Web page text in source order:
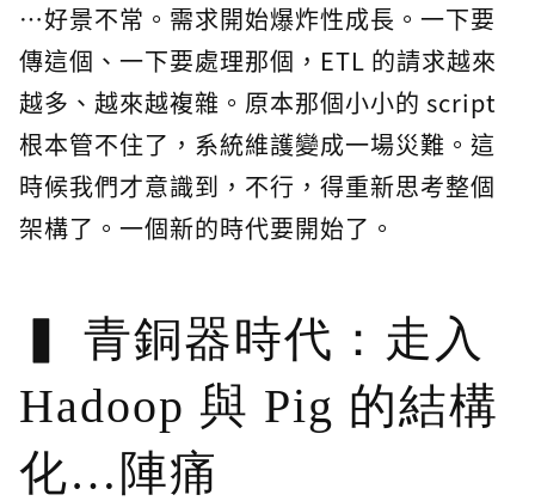
…好景不常。需求開始爆炸性成長。一下要
傳這個、一下要處理那個，ETL 的請求越來
越多、越來越複雜。原本那個小小的 script
根本管不住了，系統維護變成一場災難。這
時候我們才意識到，不行，得重新思考整個
架構了。一個新的時代要開始了。
青銅器時代：走入
Hadoop 與 Pig 的結構
化…陣痛